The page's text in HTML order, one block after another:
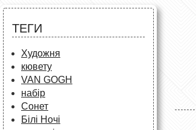
ТЕГИ
Художня
кювету
VAN GOGH
набір
Сонет
Білі Ночі